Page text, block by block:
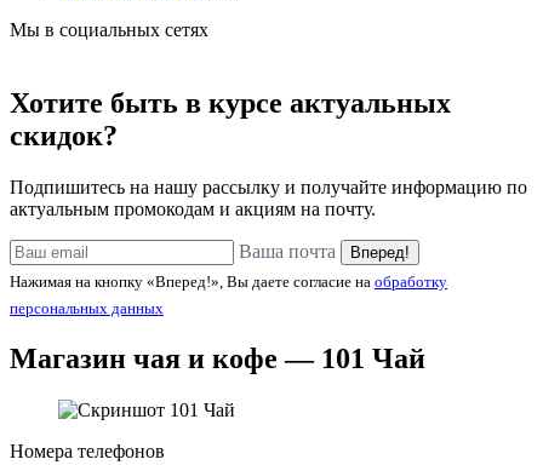
Мы в социальных сетях
Хотите быть в курсе актуальных
скидок?
Подпишитесь на нашу рассылку и получайте информацию по
актуальным промокодам и акциям на почту.
Ваша почта
Вперед!
Нажимая на кнопку «Вперед!», Вы даете согласие на обработку
персональных данных
Магазин чая и кофе — 101 Чай
Номера телефонов